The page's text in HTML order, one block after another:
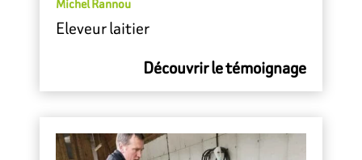
Michel Rannou
Eleveur laitier
Découvrir le témoignage